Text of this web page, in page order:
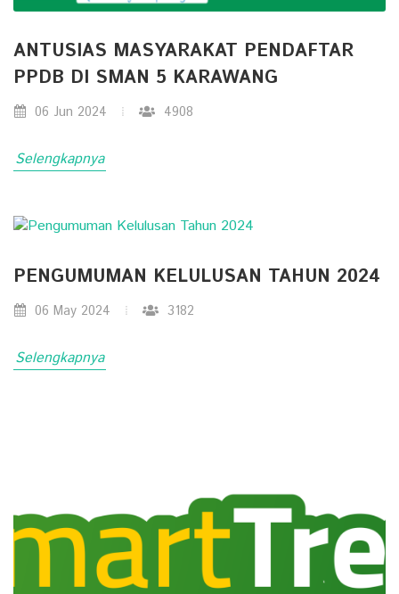
ANTUSIAS MASYARAKAT PENDAFTAR
PPDB DI SMAN 5 KARAWANG
06 Jun 2024 4908
Selengkapnya
PENGUMUMAN KELULUSAN TAHUN 2024
06 May 2024 3182
Selengkapnya